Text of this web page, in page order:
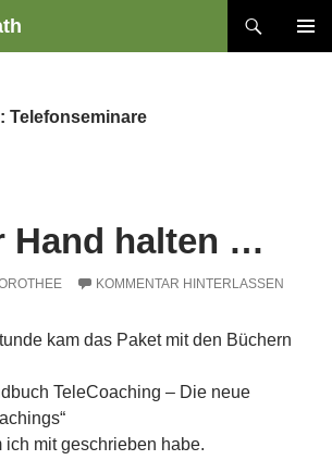
Telefonseminare
Hand halten …
KOMMENTAR HINTERLASSEN
kam das Paket mit den Büchern
TeleCoaching – Die neue
ich mit geschrieben habe.